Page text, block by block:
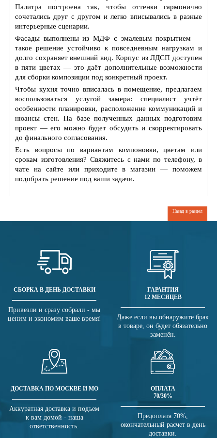
Палитра построена так, чтобы оттенки гармонично
сочетались друг с другом и легко вписывались в разные
интерьерные сценарии.
Фасады выполнены из МДФ с эмалевым покрытием —
такое решение устойчиво к повседневным нагрузкам и
долго сохраняет внешний вид. Корпус из ЛДСП доступен
в пяти цветах — это даёт дополнительные возможности
для сборки композиции под конкретный проект.
Чтобы кухня точно вписалась в помещение, предлагаем
воспользоваться услугой замера: специалист учтёт
особенности планировки, расположение коммуникаций и
нюансы стен. На базе полученных данных подготовим
проект — его можно будет обсудить и скорректировать
до финального согласования.
Есть вопросы по вариантам компоновки, цветам или
срокам изготовления? Свяжитесь с нами по телефону, в
чате на сайте или приходите в магазин — поможем
подобрать решение под ваши задачи.
Назад в раздел
СБОРКА В ДЕНЬ ДОСТАВКИ
Привезли и сразу собрали - мы
ценим и экономим ваше время!
ГАРАНТИЯ
12 МЕСЯЦЕВ
Даже если вы обнаружите брак
в товаре, он будет обязательно
заменён.
ДОСТАВКА ПО МОСКВЕ И МО
Аккуратная доставка и подъем
к вам домой - наша
ответственность.
ОПЛАТА
70/30%
Предоплата 70%,
окончательный расчет в день
доставки.